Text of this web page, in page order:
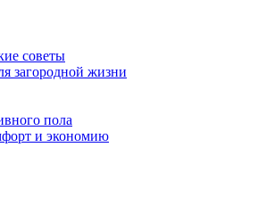
советы
загородной жизни
пола
и экономию